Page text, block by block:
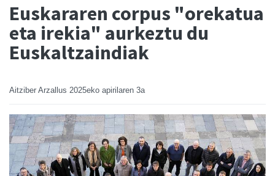
Euskararen corpus "orekatua
eta irekia" aurkeztu du
Euskaltzaindiak
Aitziber Arzallus 2025eko apirilaren 3a